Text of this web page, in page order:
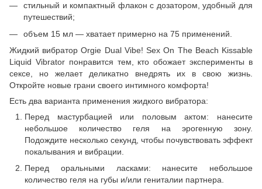
стильный и компактный флакон с дозатором, удобный для
путешествий;
объем 15 мл — хватает примерно на 75 применений.
Жидкий вибратор Orgie Dual Vibe! Sex On The Beach Kissable
Liquid Vibrator понравится тем, кто обожает эксперименты в
сексе, но желает деликатно внедрять их в свою жизнь.
Откройте новые грани своего интимного комфорта!
Есть два варианта применения жидкого вибратора:
Перед мастурбацией или половым актом: нанесите
небольшое количество геля на эрогенную зону.
Подождите несколько секунд, чтобы почувствовать эффект
покалывания и вибрации.
Перед оральными ласками: нанесите небольшое
количество геля на губы и/или гениталии партнера.